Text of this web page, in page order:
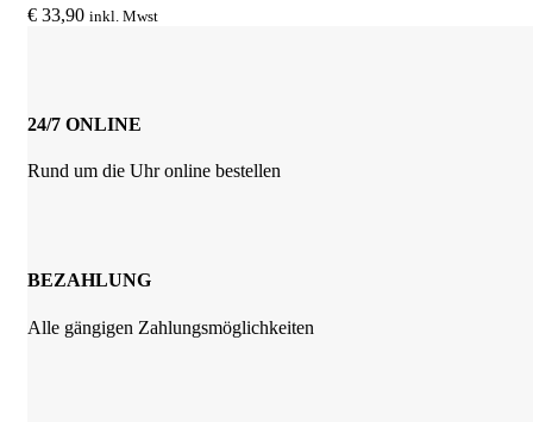
€ 33,90 inkl. Mwst
24/7 ONLINE
Rund um die Uhr online bestellen
BEZAHLUNG
Alle gängigen Zahlungsmöglichkeiten